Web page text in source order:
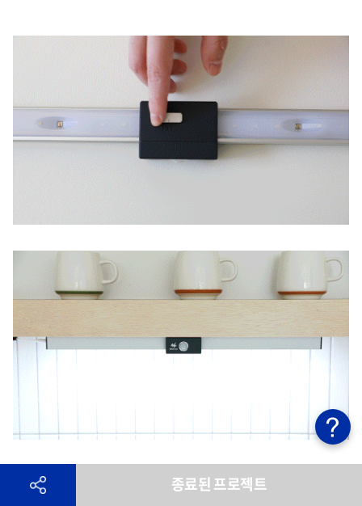
종료된 프로젝트